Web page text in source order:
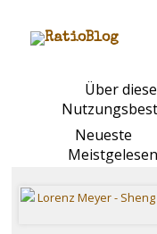
Über
Neueste
Meistgelesen
Lorenz Meyer - Sheng